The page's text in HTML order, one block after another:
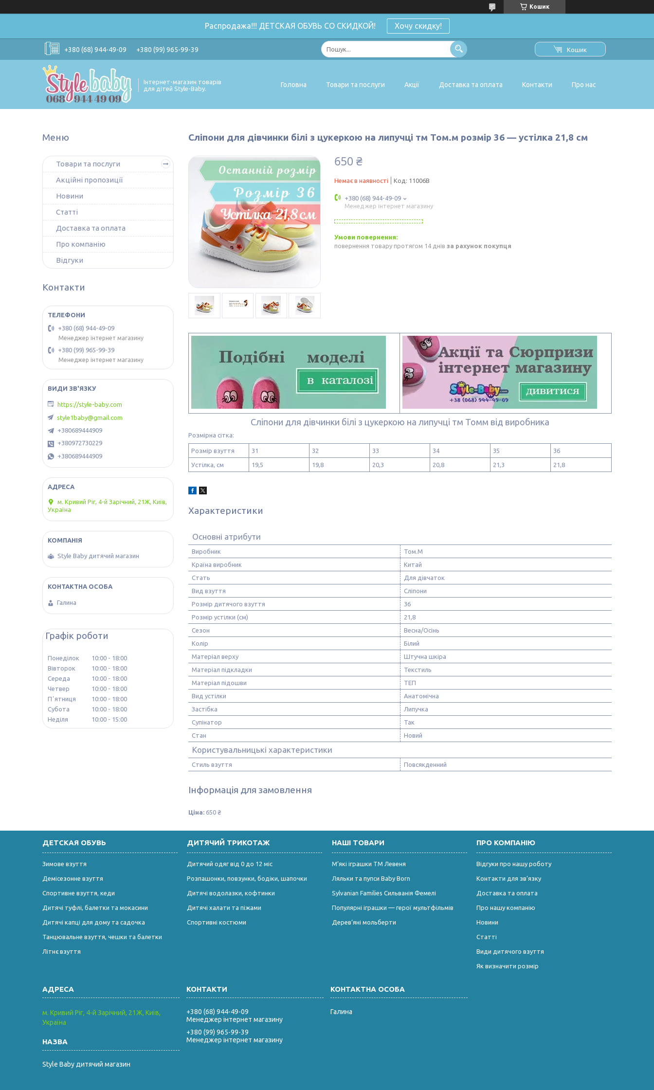
Кошик
Распродажа!!! ДЕТСКАЯ ОБУВЬ СО СКИДКОЙ! Хочу скидку!
+380 (68) 944-49-09 +380 (99) 965-99-39 Кошик
Інтернет-магазин товарів
для дітей Style-Baby.
Головна Товари та послуги Акції Доставка та оплата Контакти Про нас
Сліпони для дівчинки білі з цукеркою на липучці тм Том.м розмір 36 — устілка 21,8 см
650 ₴
Немає в наявності Код: 11006B
+380 (68) 944-49-09
Менеджер інтернет магазину
повернення товару протягом 14 днів за рахунок покупця
Сліпони для дівчинки білі з цукеркою на липучці тм Томм від виробника
Розмірна сітка:
Розмір взуття 31 32 33 34 35 36
Устілка, см 19,5 19,8 20,3 20,8 21,3 21,8
Характеристики
Основні атрибути
Виробник
Том.М
Країна виробник
Китай
Стать
Для дівчаток
Вид взуття
Сліпони
Розмір дитячого взуття
36
Розмір устілки (см)
21,8
Сезон
Весна/Осінь
Колір
Білий
Матеріал верху
Штучна шкіра
Матеріал підкладки
Текстиль
Матеріал підошви
ТЕП
Вид устілки
Анатомічна
Застібка
Липучка
Супінатор
Так
Стан
Новий
Користувальницькі характеристики
Стиль взуття Повсякденний
Інформація для замовлення
Ціна: 650 ₴
Товари та послуги
Акційні пропозиції
Новини
Статті
Доставка та оплата
Про компанію
Відгуки
Контакти
+380 (68) 944-49-09
Менеджер інтернет магазину
+380 (99) 965-99-39
Менеджер інтернет магазину
https://style-baby.com
style1baby@gmail.com
+380689444909
+380972730229
+380689444909
м. Кривий Ріг, 4-й Зарічний, 21Ж, Київ,
Україна
Style Baby дитячий магазин
Галина
Графік роботи
Понеділок 10:00
18:00
Вівторок
10:00
18:00
Середа
10:00
18:00
Четвер
10:00
18:00
Пʼятниця
10:00
18:00
Субота
10:00
18:00
Неділя
10:00 15:00
ДЕТСКАЯ ОБУВЬ
Зимове взуття
Демісезонне взуття
Спортивне взуття, кеди
Дитячі туфлі, балетки та мокасини
Дитячі капці для дому та садочка
Танцювальне взуття, чешки та балетки
Літнє взуття
ДИТЯЧИЙ ТРИКОТАЖ
Дитячий одяг від 0 до 12 міс
Розпашонки, повзунки, бодіки, шапочки
Дитячі водолазки, кофтинки
Дитячі халати та піжами
Спортивні костюми
НАШІ ТОВАРИ
М’які іграшки ТМ Левеня
Ляльки та пупси Baby Born
Sylvanian Families Сильванія Фемелі
Популярні іграшки — герої мультфільмів
Дерев’яні мольберти
ПРО КОМПАНІЮ
Відгуки про нашу роботу
Контакти для зв’язку
Доставка та оплата
Про нашу компанію
Новини
Статті
Види дитячого взуття
Як визначити розмір
м. Кривий Ріг, 4-й Зарічний, 21Ж, Київ,
Україна
Style Baby дитячий магазин
+380 (68) 944-49-09
Менеджер інтернет магазину
+380 (99) 965-99-39
Менеджер інтернет магазину
Галина